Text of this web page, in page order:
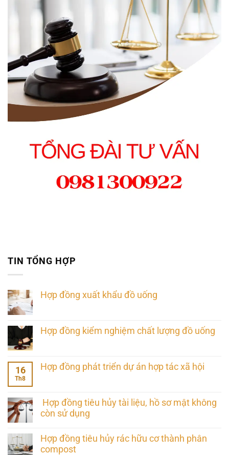
TIN TỔNG HỢP
Hợp đồng xuất khẩu đồ uống
Hợp đồng kiểm nghiệm chất lượng đồ uống
16
Th8
Hợp đồng phát triển dự án hợp tác xã hội
Hợp đồng tiêu hủy tài liệu, hồ sơ mật không
còn sử dụng
Hợp đồng tiêu hủy rác hữu cơ thành phân
compost